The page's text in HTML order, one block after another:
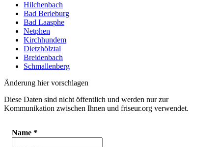
Hilchenbach
Bad Berleburg
Bad Laasphe
Netphen
Kirchhundem
Dietzhölztal
Breidenbach
Schmallenberg
Änderung hier vorschlagen
Diese Daten sind nicht öffentlich und werden nur zur
Kommunikation zwischen Ihnen und friseur.org verwendet.
Name *